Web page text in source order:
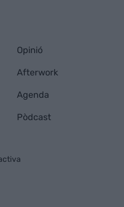
Opinió
Afterwork
Agenda
Pòdcast